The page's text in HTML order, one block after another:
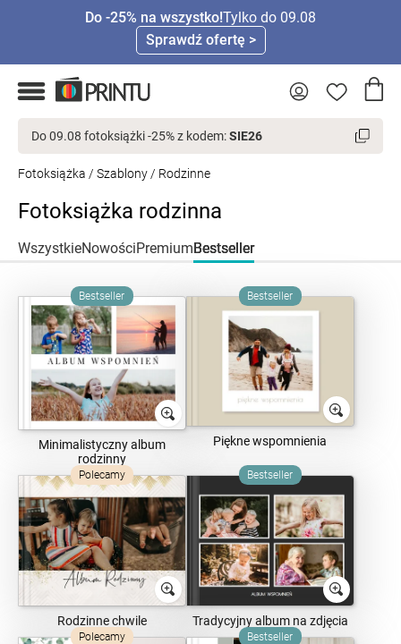
Do -25% na wszystko!Tylko do 09.08
Sprawdź ofertę >
Do 09.08 fotoksiążki -25% z kodem:SIE26
Fotoksiążka / Szablony / Rodzinne
Fotoksiążka rodzinna
WszystkieNowościPremiumBestseller
Bestseller
Minimalistyczny album
rodzinny
Bestseller
Piękne wspomnienia
Polecamy
Rodzinne chwile
Bestseller
Tradycyjny album na zdjęcia
Polecamy Bestseller